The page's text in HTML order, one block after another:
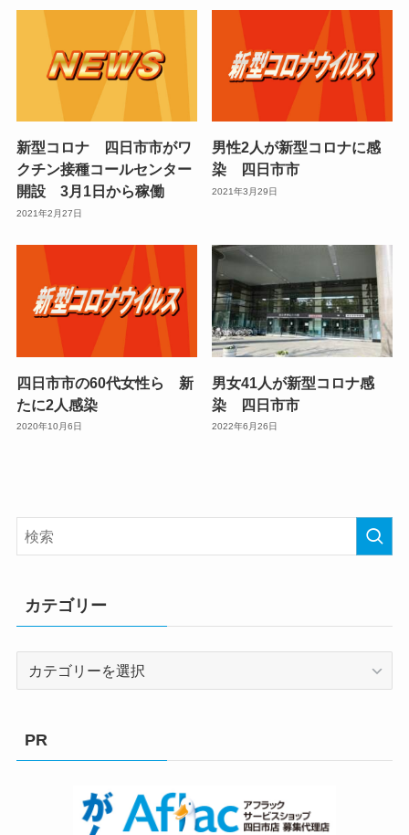
新型コロナ 四日市市がワ
クチン接種コールセンター
開設 3月1日から稼働
2021年2月27日
男性2人が新型コロナに感
染 四日市市
2021年3月29日
四日市市の60代女性ら 新
たに2人感染
2020年10月6日
男女41人が新型コロナ感
染 四日市市
2022年6月26日
カテゴリー
PR